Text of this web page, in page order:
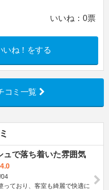
いいね： 0票
いね！をする
コミ一覧
ュで落ち着いた雰囲気
4.0
04
っており、客室も綺麗で快適に